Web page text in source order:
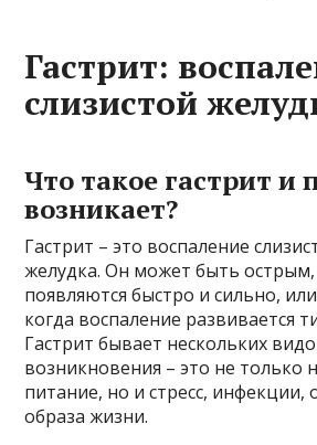
Гастрит:
слизистой
Что такое гастрит и
возникает?
Гастрит – это воспаление
желудка. Он может быть
появляются быстро и сильно,
когда воспаление развивается
Гастрит бывает нескольких
возникновения – это не только
питание, но и стресс, инфекции,
образа жизни.